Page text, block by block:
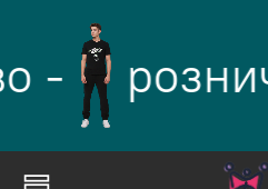
-